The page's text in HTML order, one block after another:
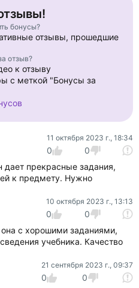
бонусы?
отзывы, прошедшие
отзыв?
к отзыву
с меткой "Бонусы за
11 октября 2023 г., 18:34
0
0
прекрасные задания,
к предмету. Нужно
10 октября 2023 г., 13:13
0
0
с хорошими заданиями,
учебника. Качество
21 сентября 2023 г., 09:37
0
0